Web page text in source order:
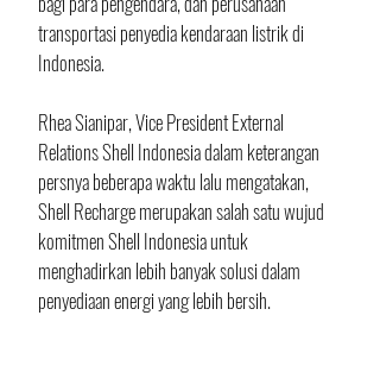
transportasi penyedia kendaraan listrik di
Indonesia.
Rhea Sianipar, Vice President External
Relations Shell Indonesia dalam keterangan
persnya beberapa waktu lalu mengatakan,
Shell Recharge merupakan salah satu wujud
komitmen Shell Indonesia untuk
menghadirkan lebih banyak solusi dalam
penyediaan energi yang lebih bersih.